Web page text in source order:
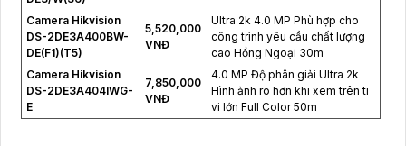
Camera Hikvision
DS-2DE3A400BW-
DE(F1)(T5)
5,520,000
VNĐ
Ultra 2k 4.0 MP Phù hợp cho
công trình yêu cầu chất lượng
cao Hồng Ngoại 30m
Camera Hikvision
DS-2DE3A404IWG-
E
7,850,000
VNĐ
4.0 MP Độ phân giải Ultra 2k
Hình ảnh rõ hơn khi xem trên ti
vi lớn Full Color 50m